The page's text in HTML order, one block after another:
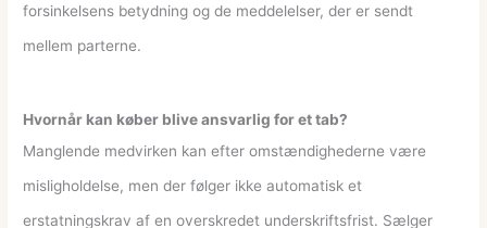
forsinkelsens betydning og de meddelelser, der er sendt
mellem parterne.
Hvornår kan køber blive ansvarlig for et tab?
Manglende medvirken kan efter omstændighederne være
misligholdelse, men der følger ikke automatisk et
erstatningskrav af en overskredet underskriftsfrist. Sælger